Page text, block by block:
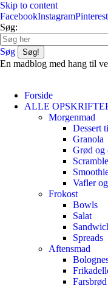
Skip to content
FacebookInstagramPinterest
Søg:
Søg
En madblog med hang til
Forside
ALLE
Morgenmad
Dessert
Granola
Grød og
Vafler
Frokost
Bowls
Salat
Spreads
Aftensmad